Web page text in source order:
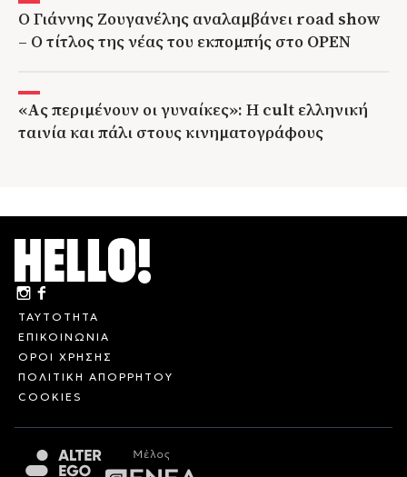
Ο Γιάννης Ζουγανέλης αναλαμβάνει road show
– Ο τίτλος της νέας του εκπομπής στο OPEN
«Ας περιμένουν οι γυναίκες»: Η cult ελληνική
ταινία και πάλι στους κινηματογράφους
ΤΑΥΤΟΤΗΤΑ
ΕΠΙΚΟΙΝΩΝΙΑ
ΟΡΟΙ ΧΡΗΣΗΣ
ΠΟΛΙΤΙΚΗ ΑΠΟΡΡΗΤΟΥ
COOKIES